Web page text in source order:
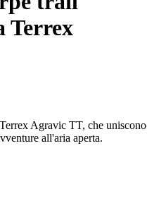
Terrex
Agravic TT, che uniscono
all'aria aperta.